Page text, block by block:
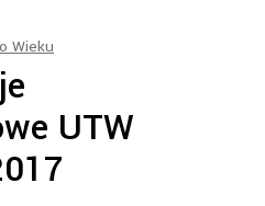
Wieku
UTW